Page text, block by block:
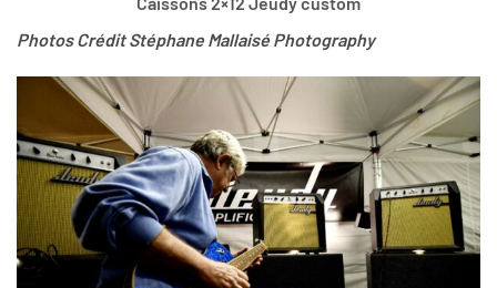
Photos Crédit Stéphane Mallaisé Photography